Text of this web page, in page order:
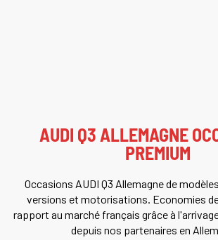
AUDI Q3 ALLEMAGNE
PREMIUM
Occasions AUDI Q3 Allemagne de
versions et motorisations. Economies
rapport au marché français grâce à
depuis nos partenaires en